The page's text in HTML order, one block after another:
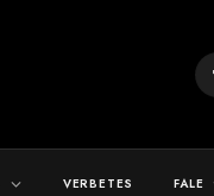
VERBETES FALE